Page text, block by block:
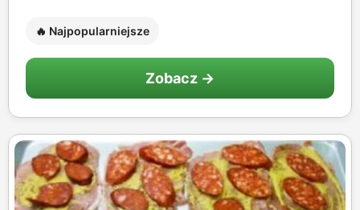
🔥 Najpopularniejsze
Zobacz →